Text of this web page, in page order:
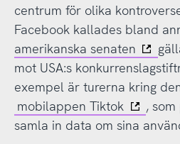
centrum för olika
Facebook kallades bland
amerikanska senaten
mot USA:s
exempel är turerna kring
mobilappen Tiktok
,
samla in data om sina